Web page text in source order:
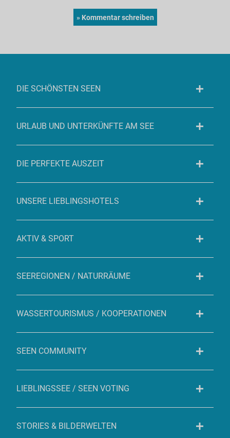
DIE SCHÖNSTEN SEEN
URLAUB UND UNTERKÜNFTE AM SEE
DIE PERFEKTE AUSZEIT
UNSERE LIEBLINGSHOTELS
AKTIV & SPORT
SEEREGIONEN / NATURRÄUME
WASSERTOURISMUS / KOOPERATIONEN
SEEN COMMUNITY
LIEBLINGSSEE / SEEN VOTING
STORIES & BILDERWELTEN